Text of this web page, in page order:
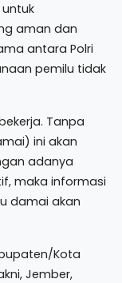
aman dan
antara Polri
pemilu tidak
Tanpa
ini akan
adanya
maka informasi
damai akan
Kota
Jember,